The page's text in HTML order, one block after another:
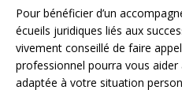
Pour bénéficier d’un
écueils juridiques liés aux
vivement conseillé de faire
professionnel pourra vous
adaptée à votre situation